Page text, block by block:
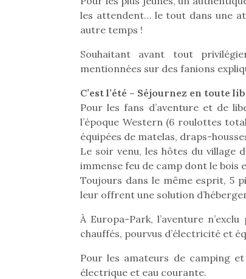
les attendent… le tout dans une
autre temps !
Souhaitant avant tout
mentionnées sur des fanions
C’est l’été – Séjournez en toute
Pour les fans d’aventure et de
l’époque Western (6 roulottes
équipées de matelas, draps-
Le soir venu, les hôtes du village
immense feu de camp dont le
Toujours dans le même esprit, 5
leur offrent une solution
À Europa-Park, l’aventure
chauffés, pourvus d’électricité et
Pour les amateurs de camping
électrique et eau courante.